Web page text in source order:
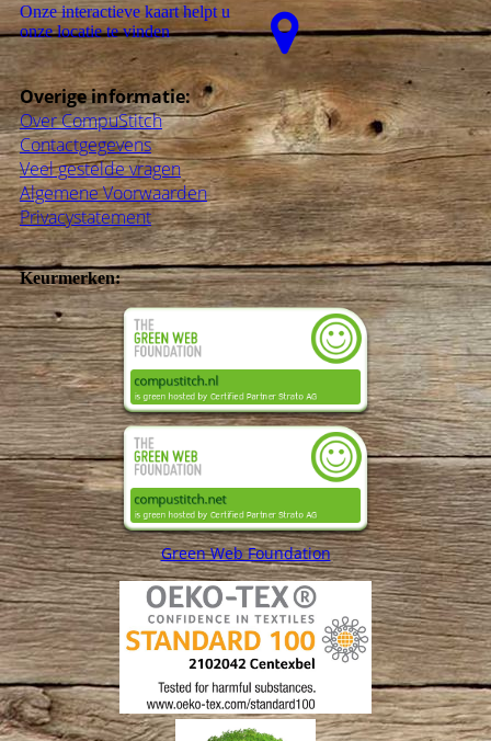
Onze interactieve kaart helpt u
onze locatie te vinden
Overige informatie:
Over CompuStitch
Contactgegevens
Veel gestelde vragen
Algemene Voorwaarden
Privacystatement
Keurmerken:
Green Web Foundation